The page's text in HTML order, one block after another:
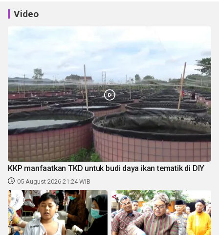
Video
KKP manfaatkan TKD untuk budi daya ikan tematik di DIY
05 August 2026 21:24 WIB